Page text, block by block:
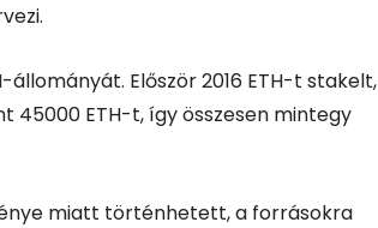
Először 2016 ETH-t stakelt,
45000 ETH-t, így összesen mintegy
miatt történhetett, a forrásokra